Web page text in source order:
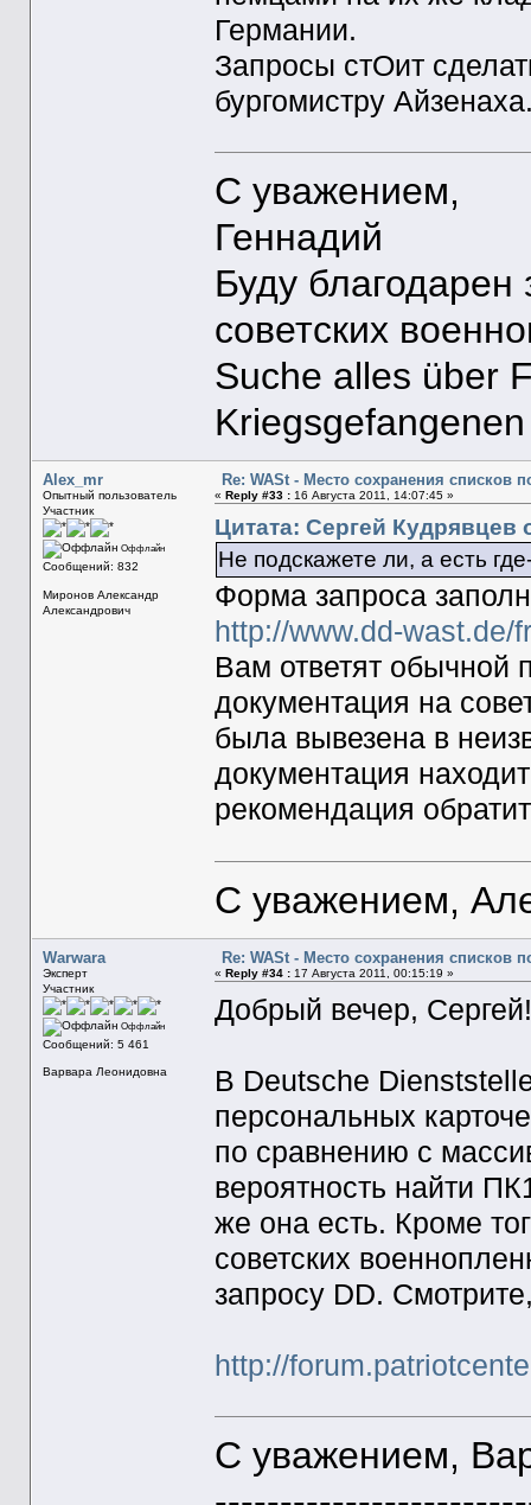
Германии.
Запросы стОит
бургомистру
С уважением,
Геннадий
Буду
советских
Suche alles über
Kriegsgefangenen
Alex_mr
Опытный пользователь
Участник
Оффлайн
Сообщений: 832
Миронов Александр
Александрович
Re: WASt - Место сохранения списков
« Reply #33 :16 Августа 2011, 14:07:45 »
Цитата: Сергей Кудрявцев
Не подскажете ли, а есть
Форма запроса
http://www.dd-wast.de/
Вам ответят обычной
документация на
была вывезена в
документация
рекомендация
С уважением,
Warwara
Эксперт
Участник
Оффлайн
Сообщений: 5 461
Варвара Леонидовна
Re: WASt - Место сохранения списков
« Reply #34 :17 Августа 2011, 00:15:19 »
Добрый вечер, Сергей!
В Deutsche
персональных
по сравнению с
вероятность найти
же она есть. Кроме
советских
зaпросу DD.
http://
С уважением,